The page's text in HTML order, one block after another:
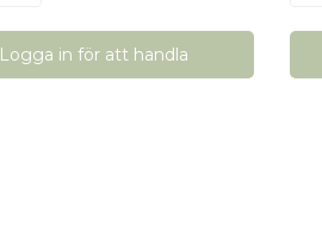
Logga in för att handla